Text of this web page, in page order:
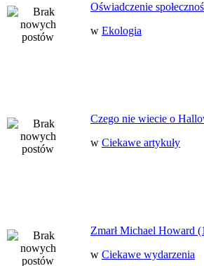
Oświadczenie
w Ekologia
Czego nie wiecie o
w Ciekawe artykuły
Zmarł Michael Howard
w Ciekawe wydarzenia